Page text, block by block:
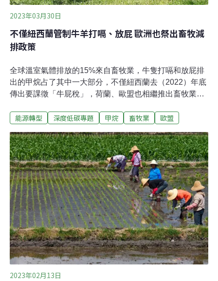
2023年03月30日
不僅紐西蘭管制牛羊打嗝、放屁 歐洲也祭出畜牧減
排政策
全球溫室氣體排放的15%來自畜牧業，牛隻打嗝和放屁排
出的甲烷占了其中一大部分，不僅紐西蘭去（2022）年底
傳出要課徵「牛屁稅」，荷蘭、歐盟也相繼推出畜牧業污
品或乳品的採購轉往管制較鬆的產地，農民面臨新挑戰。
僅次於二氧化碳的第二大溫室氣體。根據國際能源署
（IEA），牛隻是農業甲烷排放的主要來源，2022年農業
甲烷排放量達142公噸，是石油業甲烷排放量的三倍。為
對抗氣候變遷，超過150國簽下「全球甲烷承諾」
（Global Methane Pledge），目標是2030年將大氣中的
甲烷減少30%。紐西蘭政府創下首例，打算根據飼養的牲
畜數量、使用的肥料和能源效率等因素向農民徵稅，俗稱
「牛屁稅」。
能源轉型 深度低碳專題 甲烷 畜牧業 歐盟
2023年02月13日